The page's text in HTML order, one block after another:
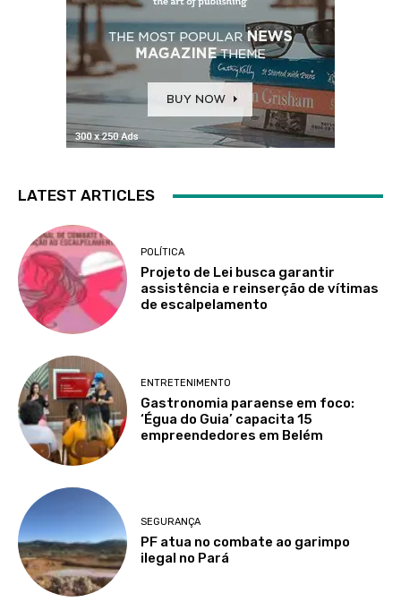
LATEST ARTICLES
POLÍTICA
Projeto de Lei busca garantir
assistência e reinserção de vítimas
de escalpelamento
ENTRETENIMENTO
Gastronomia paraense em foco:
‘Égua do Guia’ capacita 15
empreendedores em Belém
SEGURANÇA
PF atua no combate ao garimpo
ilegal no Pará